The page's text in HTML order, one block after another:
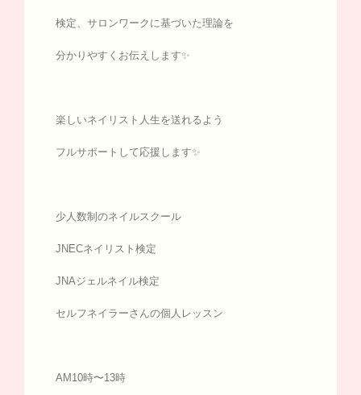
検定、サロンワークに基づいた理論を
分かりやすくお伝えします✨
楽しいネイリスト人生を送れるよう
フルサポートして応援します✨
少人数制のネイルスクール
JNECネイリスト検定
JNAジェルネイル検定
セルフネイラーさんの個人レッスン
AM10時〜13時